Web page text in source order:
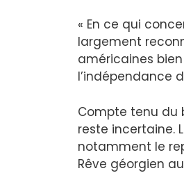
« En ce qui
largement
américaines
l’indépendance
Compte tenu du
reste incertaine.
notamment le
Rêve géorgien